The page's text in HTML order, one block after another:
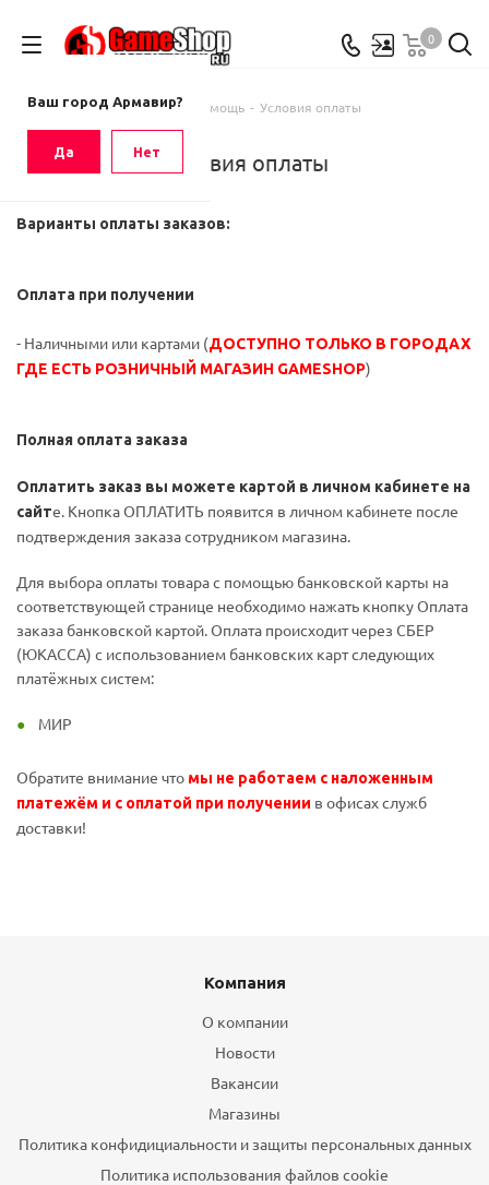
Ваш город Армавир?
Да Нет
0
Главная Помощь - Условия оплаты
Условия оплаты
Варианты оплаты заказов:
Оплата при получении
- Наличными или картами (ДОСТУПНО ТОЛЬКО В ГОРОДАХ
ГДЕ ЕСТЬ РОЗНИЧНЫЙ МАГАЗИН GAMESHOP)
Полная оплата заказа
Оплатить заказ вы можете картой в личном кабинете на
сайте. Кнопка ОПЛАТИТЬ появится в личном кабинете после
подтверждения заказа сотрудником магазина.
Для выбора оплаты товара с помощью банковской карты на
соответствующей странице необходимо нажать кнопку Оплата
заказа банковской картой. Оплата происходит через СБЕР
(ЮКАССА) с использованием банковских карт следующих
платёжных систем:
МИР
Обратите внимание что мы не работаем с наложенным
платежём и с оплатой при получении в офисах служб
доставки!
Компания
О компании
Новости
Вакансии
Магазины
Политика конфидициальности и защиты персональных данных
Политика использования файлов cookie